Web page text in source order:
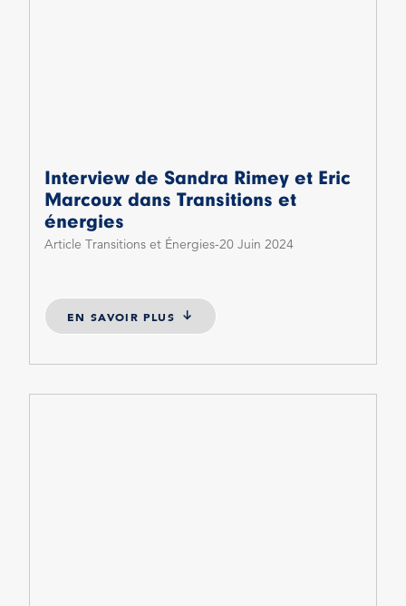
Interview de Sandra Rimey et Eric
Marcoux dans Transitions et
énergies
Article Transitions et Énergies 20 Juin 2024
EN SAVOIR PLUS